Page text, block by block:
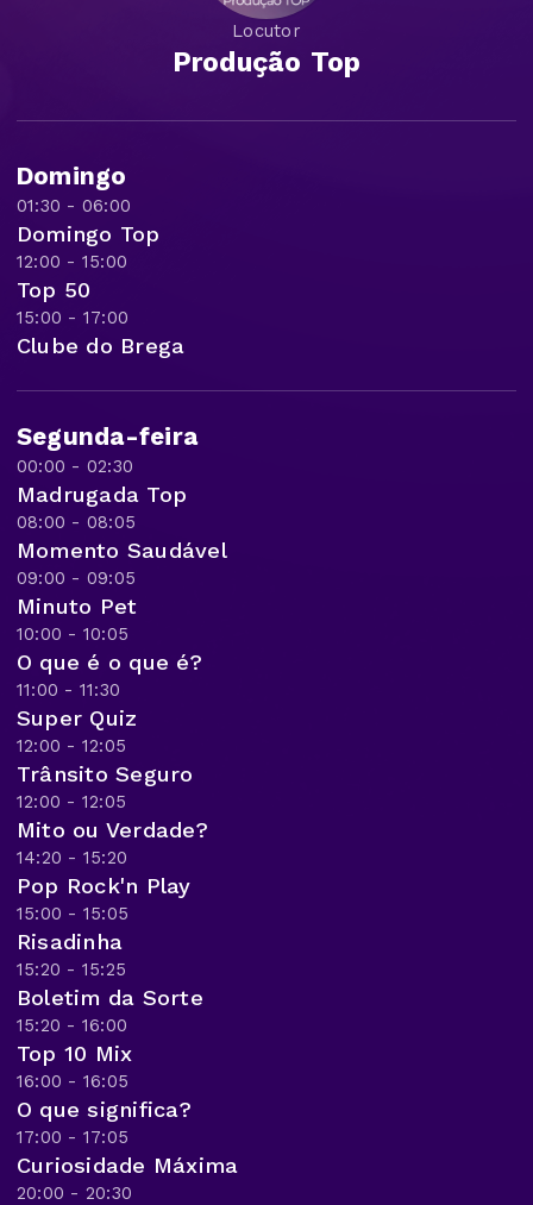
Locutor
Produção Top
Domingo
01:30 - 06:00
Domingo Top
12:00 - 15:00
Top 50
15:00 - 17:00
Clube do Brega
Segunda-feira
00:00 - 02:30
Madrugada Top
08:00 - 08:05
Momento Saudável
09:00 - 09:05
Minuto Pet
10:00 - 10:05
O que é o que é?
11:00 - 11:30
Super Quiz
12:00 - 12:05
Trânsito Seguro
12:00 - 12:05
Mito ou Verdade?
14:20 - 15:20
Pop Rock'n Play
15:00 - 15:05
Risadinha
15:20 - 15:25
Boletim da Sorte
15:20 - 16:00
Top 10 Mix
16:00 - 16:05
O que significa?
17:00 - 17:05
Curiosidade Máxima
20:00 - 20:30